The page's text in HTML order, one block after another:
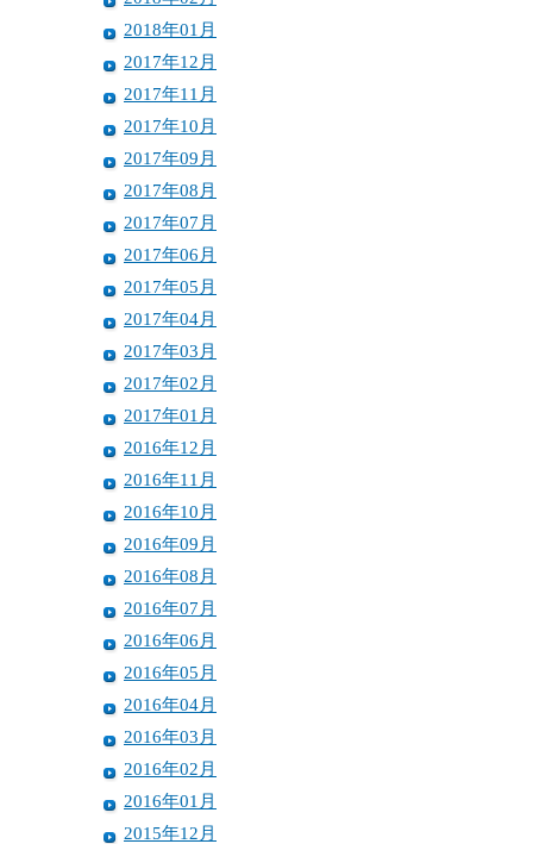
2018年01月
2017年12月
2017年11月
2017年10月
2017年09月
2017年08月
2017年07月
2017年06月
2017年05月
2017年04月
2017年03月
2017年02月
2017年01月
2016年12月
2016年11月
2016年10月
2016年09月
2016年08月
2016年07月
2016年06月
2016年05月
2016年04月
2016年03月
2016年02月
2016年01月
2015年12月